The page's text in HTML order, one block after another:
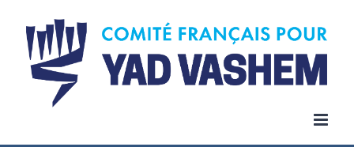
content